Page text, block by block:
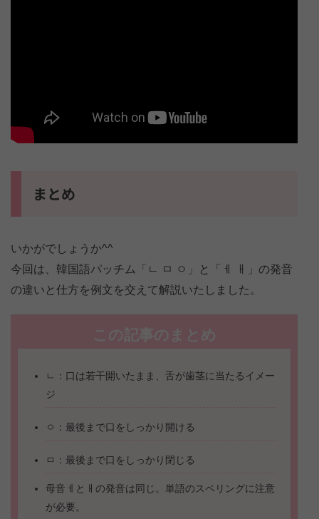
まとめ
いかがでしょうか^^
今回は、韓国語パッチム「ㄴ ㅁ ㅇ」と「ㅔ ㅐ」の発音
の違いと仕方を例文を交えて解説いたしました。
この記事のまとめ
ㄴ：口は若干開いたまま、舌が歯茎に当たるイメー
ジ
ㅇ：最後まで口をしっかり開ける
ㅁ：最後まで口をしっかり閉じる
母音ㅔとㅐの発音は同じ。単語のスペリングに注意
が必要。